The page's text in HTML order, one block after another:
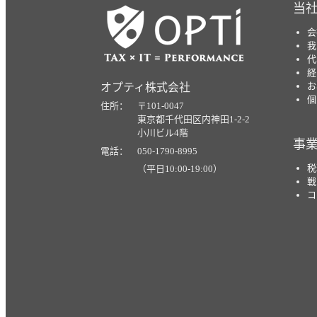
オプティ株式会社
住所： 〒101-0047
東京都千代田区内神田1-2-2
小川ビル4階
電話： 050-1790-8995
（平日10:00-19:00）
当
事